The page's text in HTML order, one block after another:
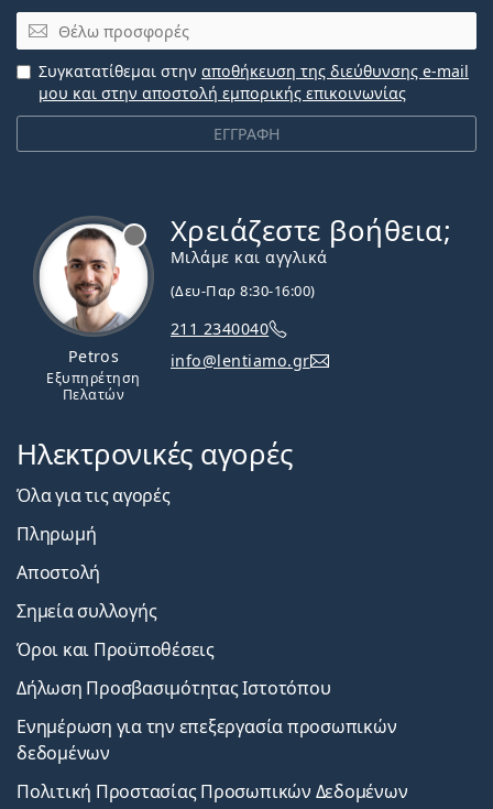
Email
ΕΓΓΡΑΦΗ
Συγκατατίθεμαι στην αποθήκευση της διεύθυνσης e-mail
μου και στην αποστολή εμπορικής επικοινωνίας
Petros
Εξυπηρέτηση
Πελατών
Χρειάζεστε βοήθεια;
Μιλάμε και αγγλικά
(Δευ-Παρ 8:30-16:00)
211 2340040
info@lentiamo.gr
Ηλεκτρονικές αγορές
Όλα για τις αγορές
Πληρωμή
Αποστολή
Σημεία συλλογής
Όροι και Προϋποθέσεις
Δήλωση Προσβασιμότητας Ιστοτόπου
Ενημέρωση για την επεξεργασία προσωπικών
δεδομένων
Πολιτική Προστασίας Προσωπικών Δεδομένων